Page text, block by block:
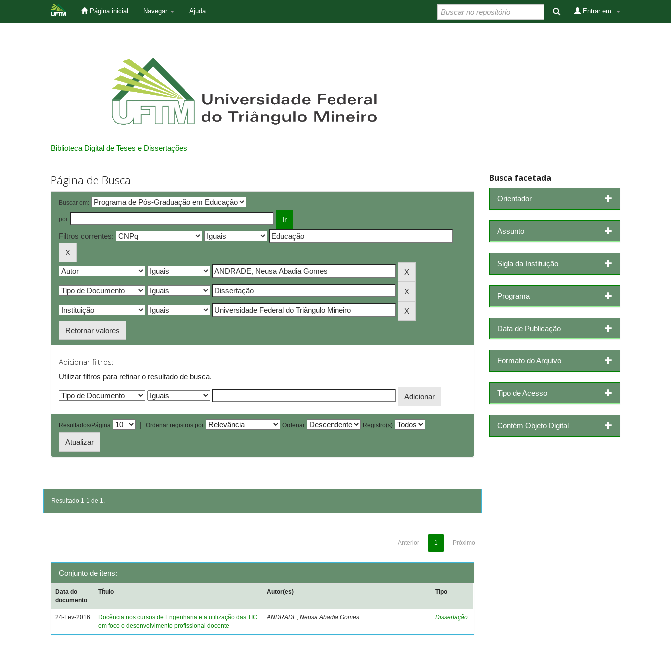
Página inicial Navegar Ajuda Entrar em:
Biblioteca Digital de Teses e Dissertações
Página de Busca
Buscar em:
por
Filtros correntes:
Retornar valores
Adicionar filtros:
Utilizar filtros para refinar o resultado de busca.
Resultados/Página | Ordenar registros por Ordenar Registro(s)
Resultado 1-1 de 1.
Anterior 1 Próximo
Conjunto de itens:
Data do
documento
Título Autor(es) Tipo
24-Fev-2016
Docência nos cursos de Engenharia e a utilização das TIC:
em foco o desenvolvimento profissional docente
ANDRADE, Neusa Abadia Gomes Dissertação
Busca facetada
Orientador
Assunto
Sigla da Instituição
Programa
Data de Publicação
Formato do Arquivo
Tipo de Acesso
Contém Objeto Digital